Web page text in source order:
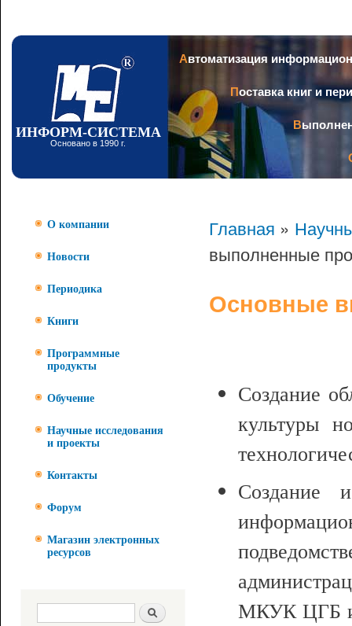
ИНФОРМ-СИСТЕМА
Основано в 1990 г.
Автоматизация
Поставка книг и
О компании
Новости
Периодика
Книги
Программные
продукты
Обучение
Научные исследования
и проекты
Контакты
Форум
Магазин электронных
ресурсов
Форма поиска Поиск
Главная »
выполненные
Основные
Создание
культуры
Создание
МКУК ЦГБ